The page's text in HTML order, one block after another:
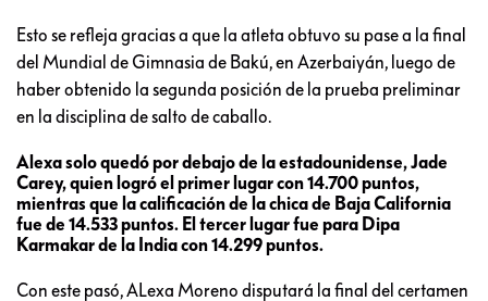
Esto se refleja gracias a que la atleta obtuvo su pase a la final
del Mundial de Gimnasia de Bakú, en Azerbaiyán, luego de
haber obtenido la segunda posición de la prueba preliminar
en la disciplina de salto de caballo.
Alexa solo quedó por debajo de la estadounidense, Jade
Carey, quien logró el primer lugar con 14.700 puntos,
mientras que la calificación de la chica de Baja California
fue de 14.533 puntos. El tercer lugar fue para Dipa
Karmakar de la India con 14.299 puntos.
Con este pasó, ALexa Moreno disputará la final del certamen